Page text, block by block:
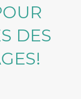
DES